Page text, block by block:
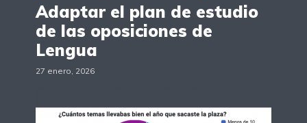
Adaptar el plan de estudio
de las oposiciones de
Lengua
27 enero, 2026